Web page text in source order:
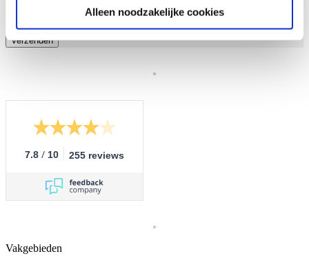
Alleen noodzakelijke cookies
7.8 / 10 255 reviews
Vakgebieden